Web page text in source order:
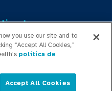
Español
you use our site and to
“Accept All Cookies,”
política de
Accept All Cookies